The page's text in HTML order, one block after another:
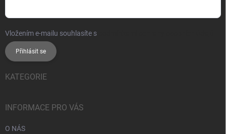
Vložením e-mailu souhlasíte s
Přihlásit se
KATEGORIE
INFORMACE PRO VÁS
O NÁS